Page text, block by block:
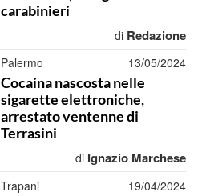
carabinieri
di Redazione
Palermo 13/05/2024
Cocaina nascosta nelle
sigarette elettroniche,
arrestato ventenne di
Terrasini
di Ignazio Marchese
Trapani 19/04/2024